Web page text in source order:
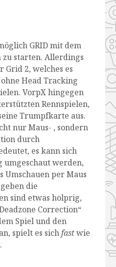
GRID mit dem
starten. Allerdings
2, welches es
Head Tracking
VorpX hingegen
Rennspielen,
Trumpfkarte aus.
nur Maus- , sondern
durch
es kann sich
werden,
Umschauen per Maus
die
sind etwas holprig,
Correction“
Spiel und den
spielt es sichfastwie